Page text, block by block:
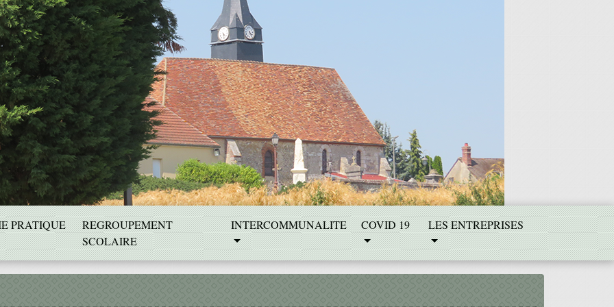
PRATIQUE
REGROUPEMENT
SCOLAIRE
INTERCOMMUNALITE COVID 19 LES ENTREPRISES